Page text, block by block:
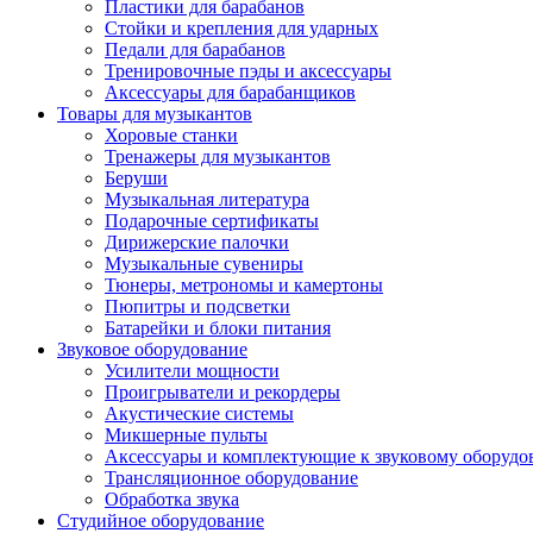
Пластики для барабанов
Стойки и крепления для ударных
Педали для барабанов
Тренировочные пэды и аксессуары
Аксессуары для барабанщиков
Товары для музыкантов
Хоровые станки
Тренажеры для музыкантов
Беруши
Музыкальная литература
Подарочные сертификаты
Дирижерские палочки
Музыкальные сувениры
Тюнеры, метрономы и камертоны
Пюпитры и подсветки
Батарейки и блоки питания
Звуковое оборудование
Усилители мощности
Проигрыватели и рекордеры
Акустические системы
Микшерные пульты
Аксессуары и комплектующие к звуковому
Трансляционное оборудование
Обработка звука
Студийное оборудование